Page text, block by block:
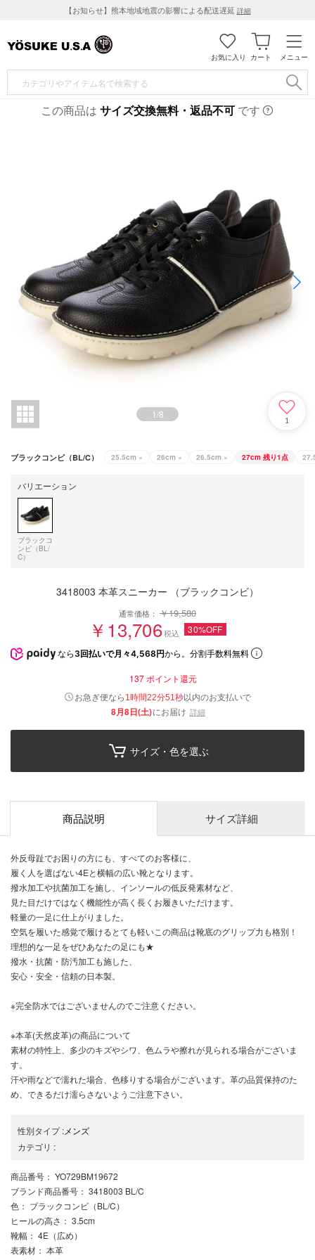
【お知らせ】熊本地域地震の影響による配送遅延 詳細
メニュー
カート
お気に入り
この商品は サイズ交換無料・返品不可 です
1/8
1
ブラックコンビ（BL/C） 25.5cm × 26cm × 26.5cm × 27cm 残り1点
バリエーション
ブラックコ
ンビ（BL/
C）
3418003 本革スニーカー （ブラックコンビ）
通常価格： ￥19,580
￥13,706税込 30%OFF
なら 3回払いで月々4,568円から。分割手数料無料
137ポイント還元
お急ぎ便なら 1時間22分50秒以内のお支払いで
8月8日(土)にお届け 詳細
サイズ・色を選ぶ
商品説明 サイズ詳細
外反母趾でお困りの方にも、すべてのお客様に、
履く人を選ばない4Eと横幅の広い靴となります。
撥水加工や抗菌加工を施し、インソールの低反発素材など、
見た目だけではなく機能性が高く長くお履きいただけます。
軽量の一足に仕上がりました。
空気を履いた感覚で履けるとても軽いこの商品は靴底のグリップ力も格別！
理想的な一足をぜひあなたの足にも★
撥水・抗菌・防汚加工も施した、
安心・安全・信頼の日本製。
※完全防水ではございませんのでご注意ください。
※本革(天然皮革)の商品について
素材の特性上、多少のキズやシワ、色ムラや擦れが見られる場合がございま
す。
汗や雨などで濡れた場合、色移りする場合がございます。革の品質保持のた
め、できるだけ濡らさないようご注意下さい。
性別タイプ:メンズ
カテゴリ :
商品番号 ： YO729BM19672
ブランド商品番号 ： 3418003 BL/C
色 ： ブラックコンビ（BL/C）
ヒールの高さ ： 3.5cm
靴幅 ： 4E（広め）
表素材 ： 本革